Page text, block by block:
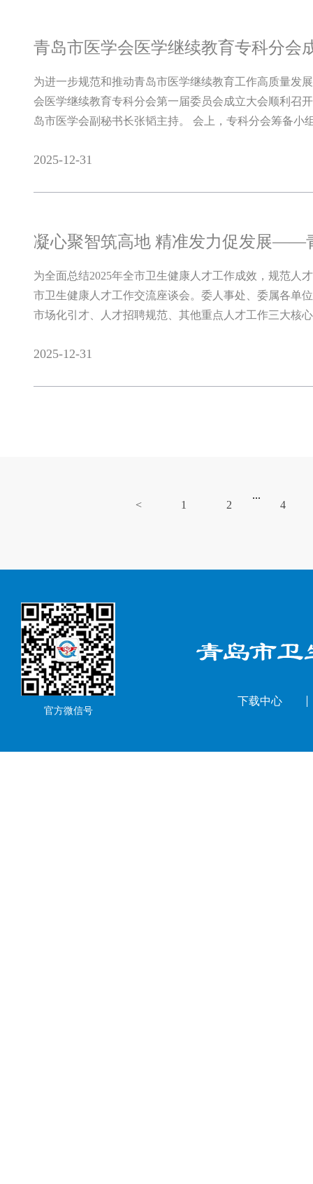
青岛市医学会医学继续教育专科分
为进一步规范和推动青岛市医学继续教育工作高质量发
会医学继续教育专科分会第一届委员会成立大会顺利召
岛市医学会副秘书长张韬主持。 会上，专科分会筹备小
2025-12-31
凝心聚智筑高地 精准发力促发展——
为全面总结2025年全市卫生健康人才工作成效，规范人
市卫生健康人才工作交流座谈会。委人事处、委属各单
市场化引才、人才招聘规范、其他重点人才工作三大核
2025-12-31
< 1 2
...
4
官方微信号
下载中心